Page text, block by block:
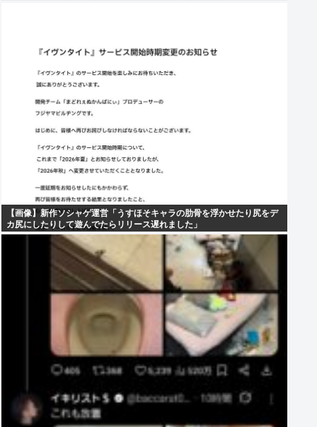
【画像】新作ソシャゲ運営「うすほそキャラの肋骨を浮かせたり尻をデ
カ尻にしたりして遊んでたらリリース遅れました」